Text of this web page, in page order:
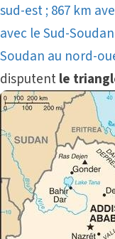
sud-est ; 867 km
avec le Sud-
Soudan au nord-
disputentle